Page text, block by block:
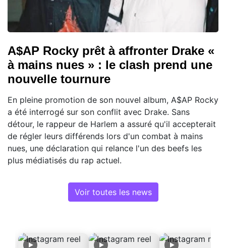
A$AP Rocky prêt à affronter Drake «
à mains nues » : le clash prend une
nouvelle tournure
En pleine promotion de son nouvel album, A$AP Rocky
a été interrogé sur son conflit avec Drake. Sans
détour, le rappeur de Harlem a assuré qu'il accepterait
de régler leurs différends lors d'un combat à mains
nues, une déclaration qui relance l'un des beefs les
plus médiatisés du rap actuel.
Voir toutes les news